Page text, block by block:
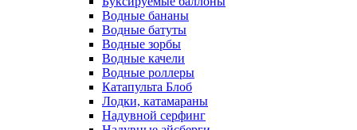
Водные бананы
Водные батуты
Водные зорбы
Водные качели
Водные роллеры
Катапульта Блоб
Лодки, катамараны
Надувной серфинг